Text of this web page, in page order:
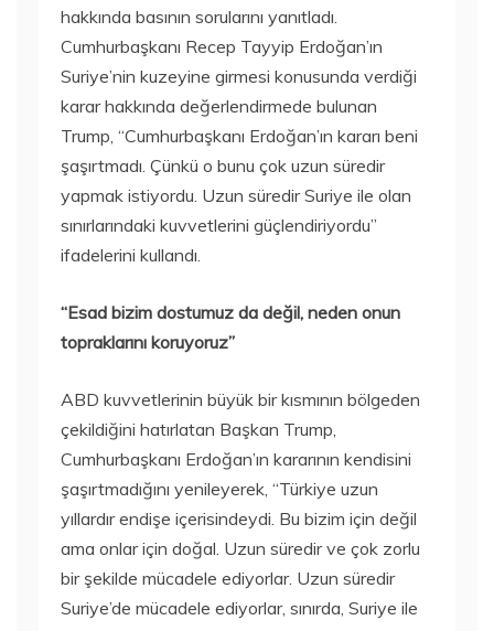
hakkında basının sorularını yanıtladı.
Cumhurbaşkanı Recep Tayyip Erdoğan’ın
Suriye’nin kuzeyine girmesi konusunda verdiği
karar hakkında değerlendirmede bulunan
Trump, “Cumhurbaşkanı Erdoğan’ın kararı beni
şaşırtmadı. Çünkü o bunu çok uzun süredir
yapmak istiyordu. Uzun süredir Suriye ile olan
sınırlarındaki kuvvetlerini güçlendiriyordu”
ifadelerini kullandı.
“Esad bizim dostumuz da değil, neden onun
topraklarını koruyoruz”
ABD kuvvetlerinin büyük bir kısmının bölgeden
çekildiğini hatırlatan Başkan Trump,
Cumhurbaşkanı Erdoğan’ın kararının kendisini
şaşırtmadığını yenileyerek, “Türkiye uzun
yıllardır endişe içerisindeydi. Bu bizim için değil
ama onlar için doğal. Uzun süredir ve çok zorlu
bir şekilde mücadele ediyorlar. Uzun süredir
Suriye’de mücadele ediyorlar, sınırda, Suriye ile